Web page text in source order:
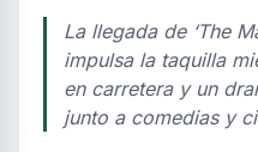
La llegada de ‘The
impulsa la taquilla
en carretera y un
junto a comedias y